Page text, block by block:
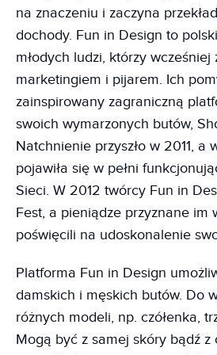
na znaczeniu i zaczyna
dochody. Fun in Design to
młodych ludzi, którzy wcześniej
marketingiem i pijarem. Ich
zainspirowany zagraniczną
swoich wymarzonych butów,
Natchnienie przyszło w 2011, a
pojawiła się w pełni
Sieci. W 2012 twórcy Fun in
Fest, a pieniądze przyznane im
poświęcili na udoskonalenie
Platforma Fun in Design
damskich i męskich butów. Do
różnych modeli, np. czółenka,
Mogą być z samej skóry bądź z